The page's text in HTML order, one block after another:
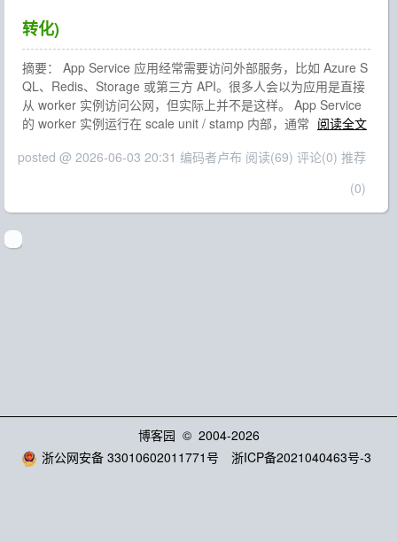
转化)
摘要： App Service 应用经常需要访问外部服务，比如 Azure S
QL、Redis、Storage 或第三方 API。很多人会以为应用是直接
从 worker 实例访问公网，但实际上并不是这样。 App Service
的 worker 实例运行在 scale unit / stamp 内部，通常 阅读全文
posted @ 2026-06-03 20:31 编码者卢布 阅读(69) 评论(0) 推荐
(0)
博客园 © 2004-2026
浙公网安备 33010602011771号
浙ICP备2021040463号-3